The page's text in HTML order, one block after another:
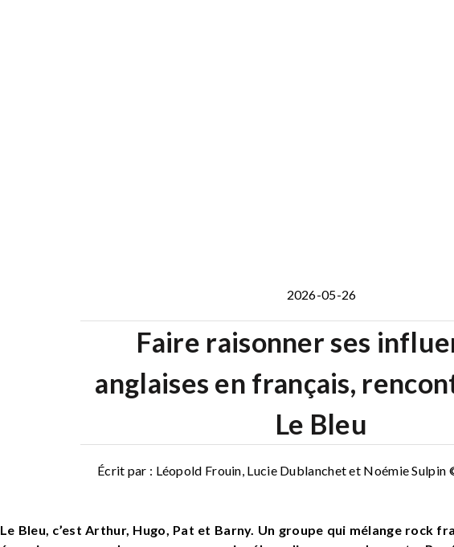
2026-05-26
Faire raisonner ses
anglaises en français,
Le Bleu
Écrit par : Léopold Frouin, Lucie Dublanchet et Noémie Sulpin
Le Bleu, c’est Arthur, Hugo, Pat et Barny. Un groupe qui mélange rock